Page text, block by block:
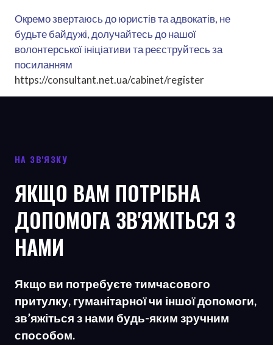
Окремо звертаюсь до юристів та адвокатів, не
будьте байдужі, долучайтесь до нашої
волонтерської ініціативи та реєструйтесь за
посиланням
https://consultant.net.ua/cabinet/register
НА ЗВ'ЯЗКУ
ЯКЩО ВАМ ПОТРІБНА
ДОПОМОГА ЗВ'ЯЖІТЬСЯ З
НАМИ
Якщо ви потребуєте тимчасового
притулку, гуманітарної чи іншої допомоги,
зв’яжіться з нами будь-яким зручним
способом.